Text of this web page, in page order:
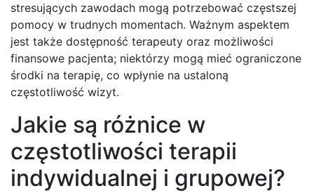
stresujących zawodach mogą potrzebować częstszej
pomocy w trudnych momentach. Ważnym aspektem
jest także dostępność terapeuty oraz możliwości
finansowe pacjenta; niektórzy mogą mieć ograniczone
środki na terapię, co wpłynie na ustaloną
częstotliwość wizyt.
Jakie są różnice w
częstotliwości terapii
indywidualnej i grupowej?